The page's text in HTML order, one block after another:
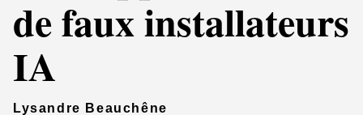
de faux installateurs
IA
Lysandre Beauchêne